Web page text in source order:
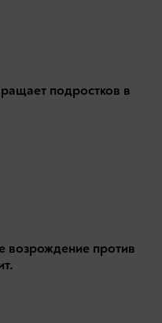
подростков в
возрождение против